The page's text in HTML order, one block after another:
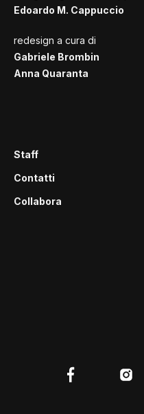
Edoardo M. Cappuccio
redesign a cura di
Gabriele Brombin
Anna Quaranta
Staff
Contatti
Collabora